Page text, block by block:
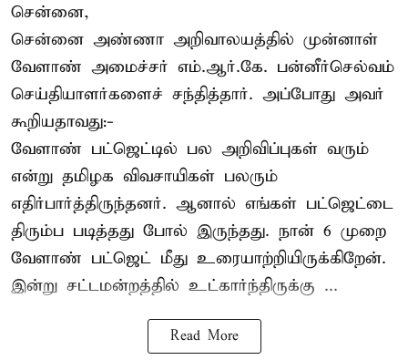
சென்னை,
சென்னை அண்ணா அறிவாலயத்தில் முன்னாள்
வேளாண் அமைச்சர் எம்.ஆர்.கே. பன்னீர்செல்வம்
செய்தியாளர்களைச் சந்தித்தார். அப்போது அவர்
கூறியதாவது:-
வேளாண் பட்ஜெட்டில் பல அறிவிப்புகள் வரும்
என்று தமிழக விவசாயிகள் பலரும்
எதிர்பார்த்திருந்தனர். ஆனால் எங்கள் பட்ஜெட்டை
திரும்ப படித்தது போல் இருந்தது. நான் 6 முறை
வேளாண் பட்ஜெட் மீது உரையாற்றியிருக்கிறேன்.
இன்று சட்டமன்றத்தில் உட்கார்ந்திருக்கு ...
Read More